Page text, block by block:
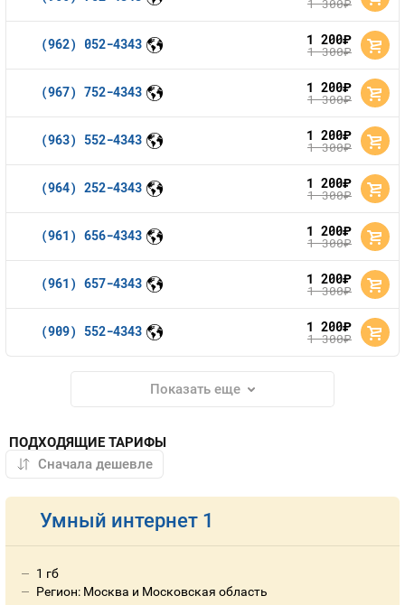
руб.
(962) 052-4343 1 200руб.
1 300руб.
(967) 752-4343 1 200руб.
1 300руб.
(963) 552-4343 1 200руб.
1 300руб.
(964) 252-4343 1 200руб.
1 300руб.
(961) 656-4343 1 200руб.
1 300руб.
(961) 657-4343 1 200руб.
1 300руб.
(909) 552-4343 1 200руб.
1 300руб.
Показать еще
ПОДХОДЯЩИЕ ТАРИФЫ
Умный интернет 1
1 гб
Регион: Москва и Московская область